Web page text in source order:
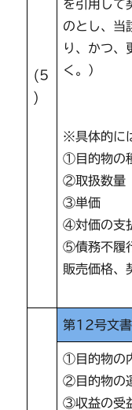
(5
)
を引用して
のとし、当
り、かつ、
く。）
※具体的に
①目的物の
②取扱数量
③単価
④対価の支
⑤債務不履
販売価格、
第12号文書
①目的物の
②目的物の
③収益の受